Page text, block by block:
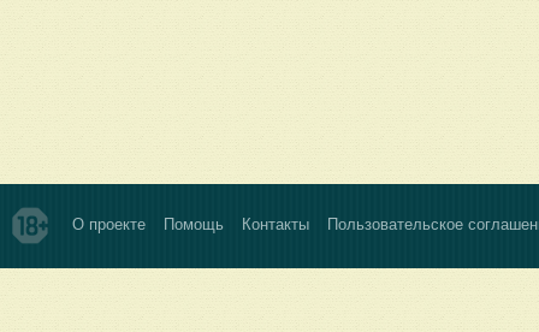
О проекте Помощь Контакты Пользовательское